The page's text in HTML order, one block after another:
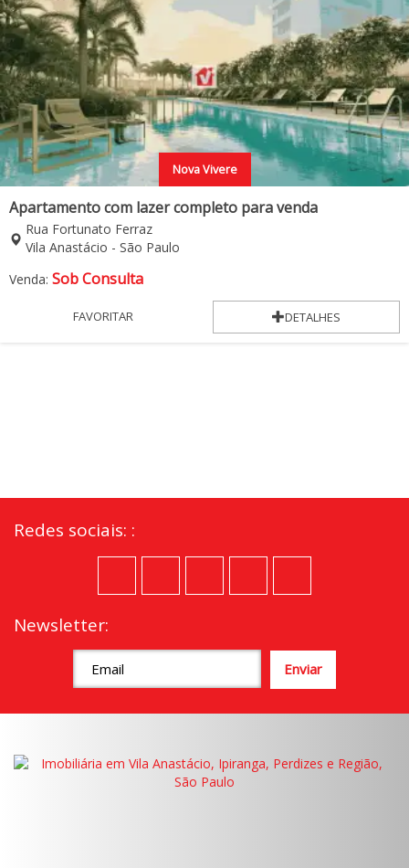
Nova Vivere
Apartamento com lazer completo para venda
Rua Fortunato Ferraz
Vila Anastácio - São Paulo
Venda: Sob Consulta
FAVORITAR DETALHES
Redes sociais: :
Newsletter: